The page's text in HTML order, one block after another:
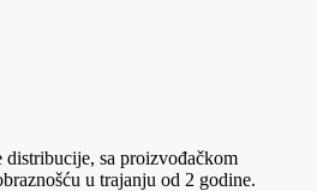
sa proizvođačkom
u trajanju od 2 godine.